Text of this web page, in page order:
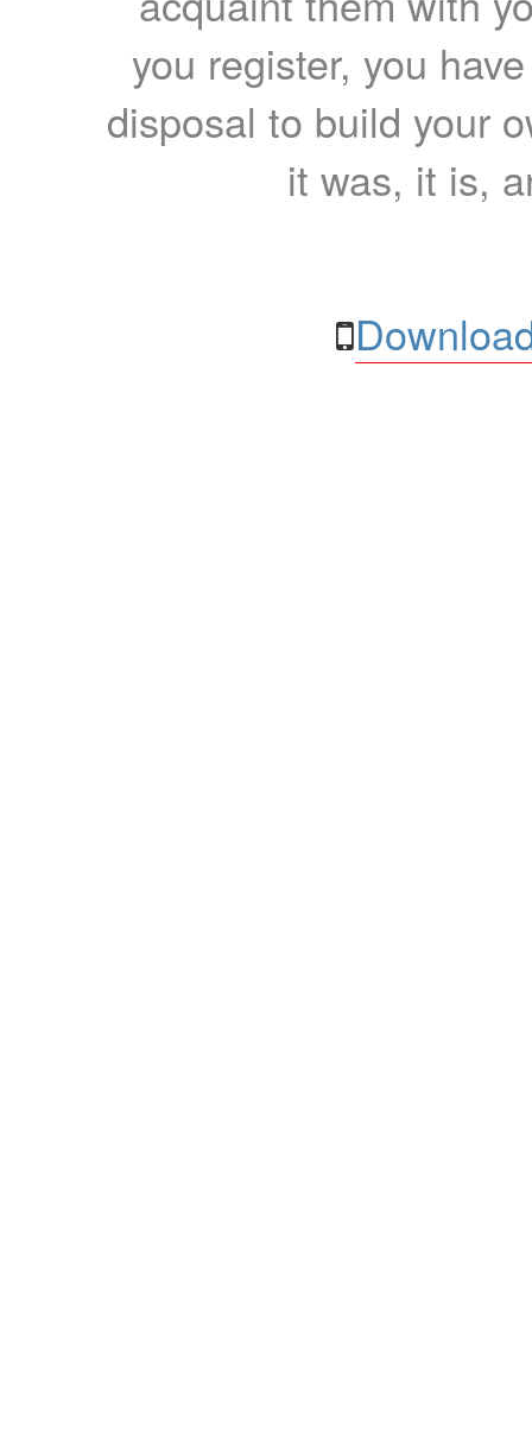
you register, you
disposal to build your
it was, it is,